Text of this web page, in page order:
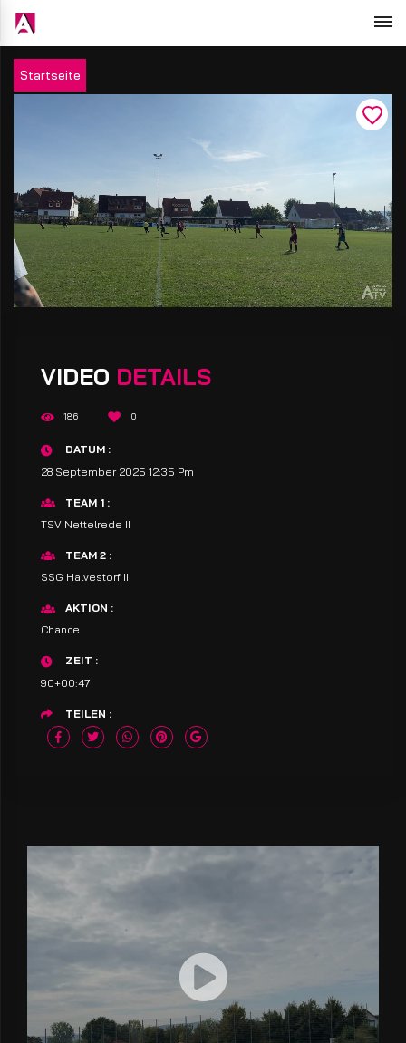
Startseite
VIDEO DETAILS
186 0
DATUM
28 September 2025 12:35 Pm
TEAM 1
TSV Nettelrede II
TEAM 2
SSG Halvestorf II
AKTION
Chance
ZEIT
90+00:47
TEILEN